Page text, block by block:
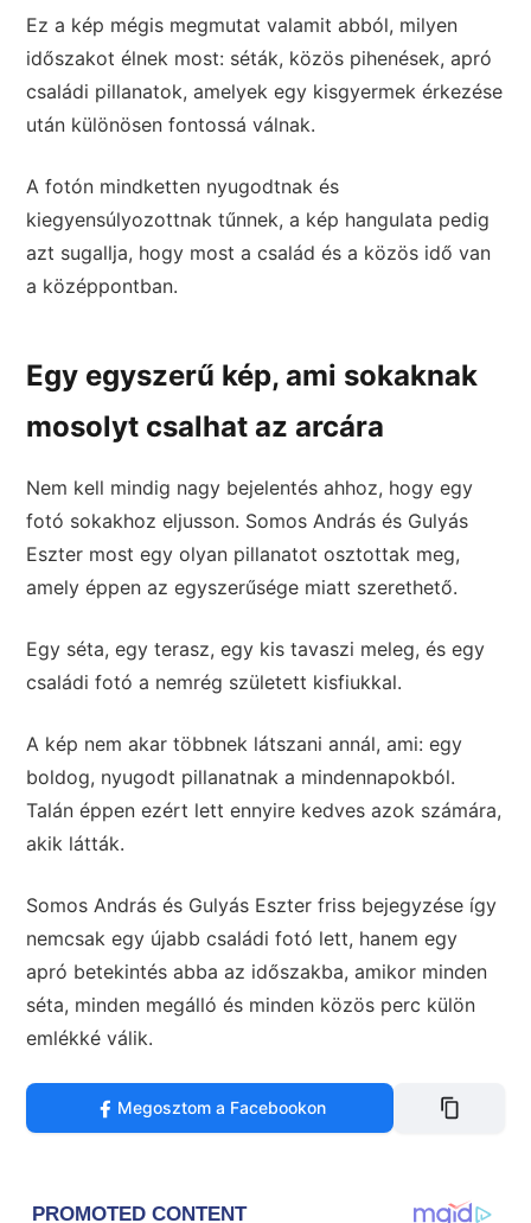
Ez a kép mégis megmutat valamit abból, milyen
időszakot élnek most: séták, közös pihenések, apró
családi pillanatok, amelyek egy kisgyermek érkezése
után különösen fontossá válnak.
A fotón mindketten nyugodtnak és
kiegyensúlyozottnak tűnnek, a kép hangulata pedig
azt sugallja, hogy most a család és a közös idő van
a középpontban.
Egy egyszerű kép, ami sokaknak
mosolyt csalhat az arcára
Nem kell mindig nagy bejelentés ahhoz, hogy egy
fotó sokakhoz eljusson. Somos András és Gulyás
Eszter most egy olyan pillanatot osztottak meg,
amely éppen az egyszerűsége miatt szerethető.
Egy séta, egy terasz, egy kis tavaszi meleg, és egy
családi fotó a nemrég született kisfiukkal.
A kép nem akar többnek látszani annál, ami: egy
boldog, nyugodt pillanatnak a mindennapokból.
Talán éppen ezért lett ennyire kedves azok számára,
akik látták.
Somos András és Gulyás Eszter friss bejegyzése így
nemcsak egy újabb családi fotó lett, hanem egy
apró betekintés abba az időszakba, amikor minden
séta, minden megálló és minden közös perc külön
emlékké válik.
Megosztom a Facebookon